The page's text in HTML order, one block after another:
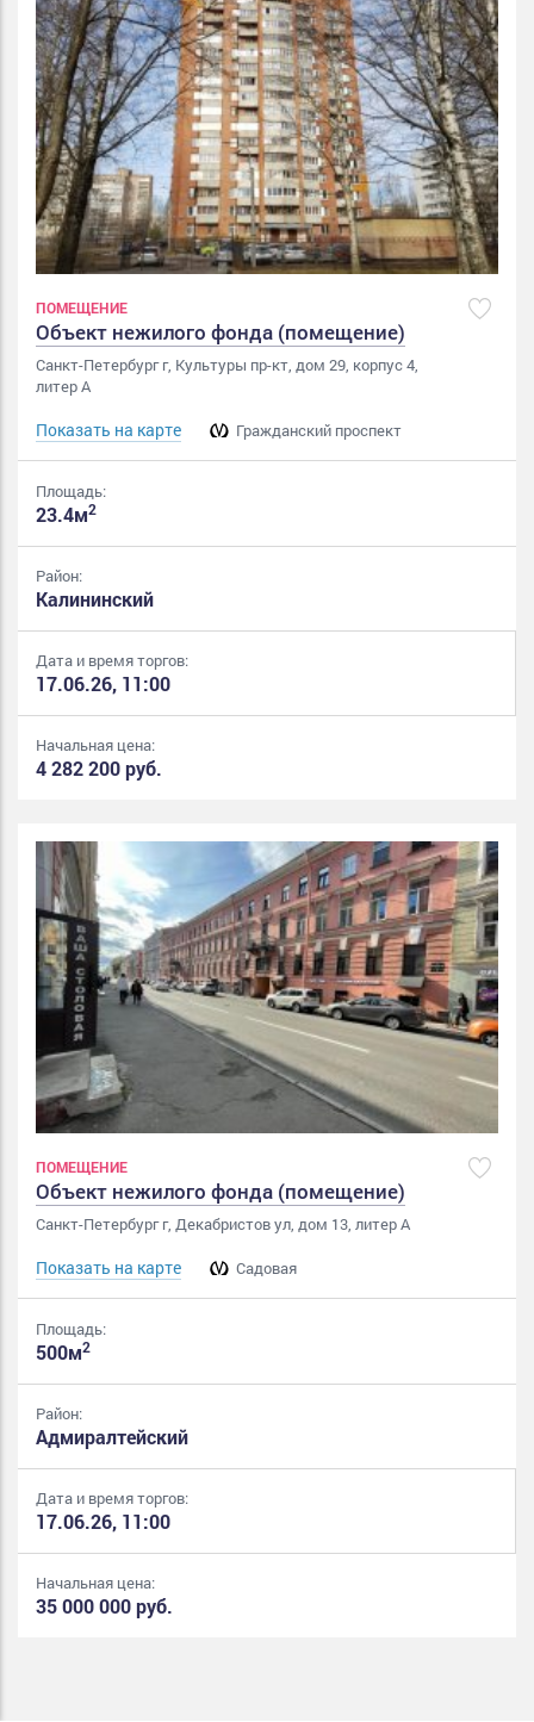
ПОМЕЩЕНИЕ
Объект нежилого фонда (помещение)
Санкт-Петербург г, Культуры пр-кт, дом 29, корпус 4,
литер А
Показать на карте Гражданский проспект
Площадь:
23.4м2
Район:
Калининский
Дата и время торгов:
17.06.26, 11:00
Начальная цена:
4 282 200 руб.
ПОМЕЩЕНИЕ
Объект нежилого фонда (помещение)
Санкт-Петербург г, Декабристов ул, дом 13, литер А
Показать на карте Садовая
Площадь:
500м2
Район:
Адмиралтейский
Дата и время торгов:
17.06.26, 11:00
Начальная цена:
35 000 000 руб.